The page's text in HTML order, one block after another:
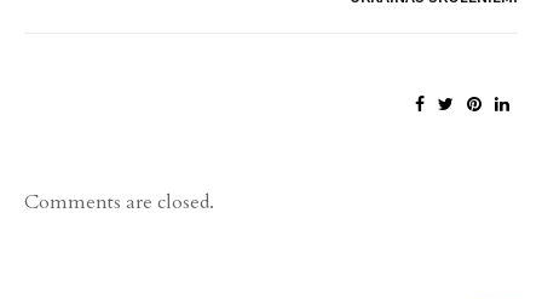
Comments are closed.